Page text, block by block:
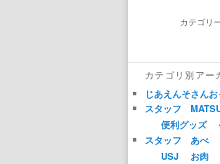
カテゴリ
カテゴリ別アー
じあえんそさん
スタッフ
便利グッズ
スタッフ あべ
USJ
お肉